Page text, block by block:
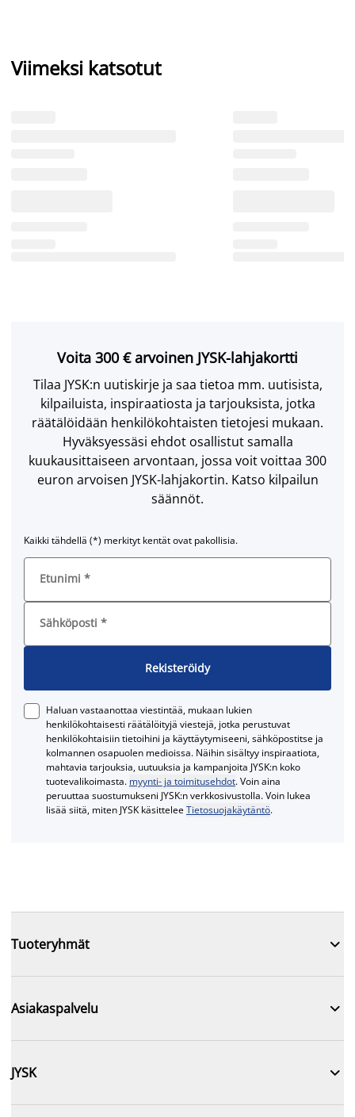
Viimeksi katsotut
Voita 300 € arvoinen JYSK-lahjakortti
Tilaa JYSK:n uutiskirje ja saa tietoa mm. uutisista,
kilpailuista, inspiraatiosta ja tarjouksista, jotka
räätälöidään henkilökohtaisten tietojesi mukaan.
Hyväksyessäsi ehdot osallistut samalla
kuukausittaiseen arvontaan, jossa voit voittaa 300
euron arvoisen JYSK-lahjakortin. Katso kilpailun
säännöt.
Kaikki tähdellä (*) merkityt kentät ovat pakollisia.
Etunimi *
Sähköposti *
Rekisteröidy
Haluan vastaanottaa viestintää, mukaan lukien
henkilökohtaisesti räätälöityjä viestejä, jotka perustuvat
henkilökohtaisiin tietoihini ja käyttäytymiseeni, sähköpostitse ja
kolmannen osapuolen medioissa. Näihin sisältyy inspiraatiota,
mahtavia tarjouksia, uutuuksia ja kampanjoita JYSK:n koko
tuotevalikoimasta. myynti- ja toimitusehdot. Voin aina
peruuttaa suostumukseni JYSK:n verkkosivustolla. Voin lukea
lisää siitä, miten JYSK käsitteleeTietosuojakäytäntö.
Tuoteryhmät 
Asiakaspalvelu 
JYSK 